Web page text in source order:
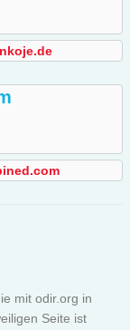
mit odir.org in
Seite ist